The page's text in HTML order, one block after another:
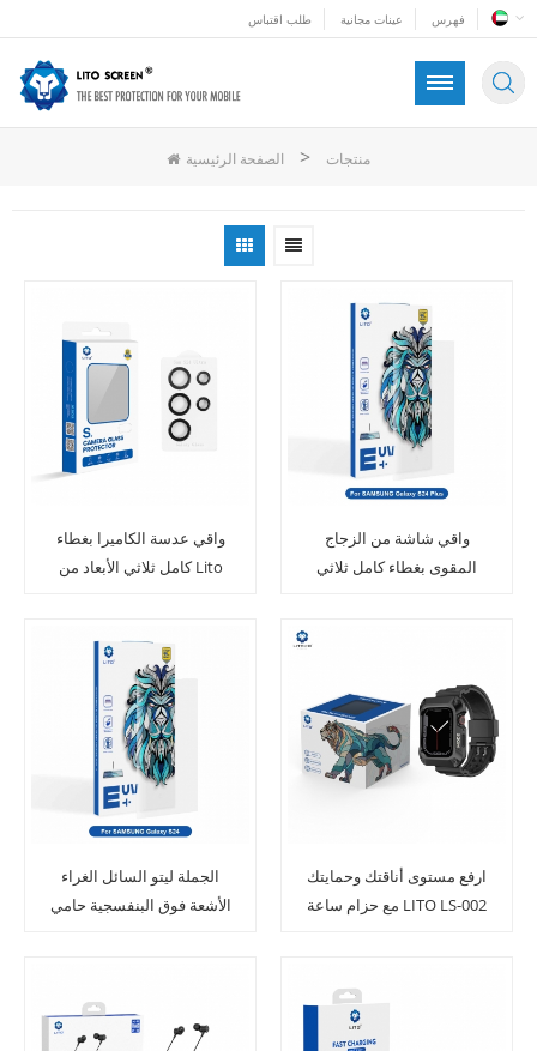
طلب اقتباس عينات مجانية فهرس
الصفحة الرئيسية > منتجات
واقي عدسة الكاميرا بغطاء
كامل ثلاثي الأبعاد من Lito
واقي شاشة من الزجاج
المقوى بغطاء كامل ثلاثي
الجملة ليتو السائل الغراء
الأشعة فوق البنفسجية حامي
ارفع مستوى أناقتك وحمايتك
مع حزام ساعة LITO LS-002